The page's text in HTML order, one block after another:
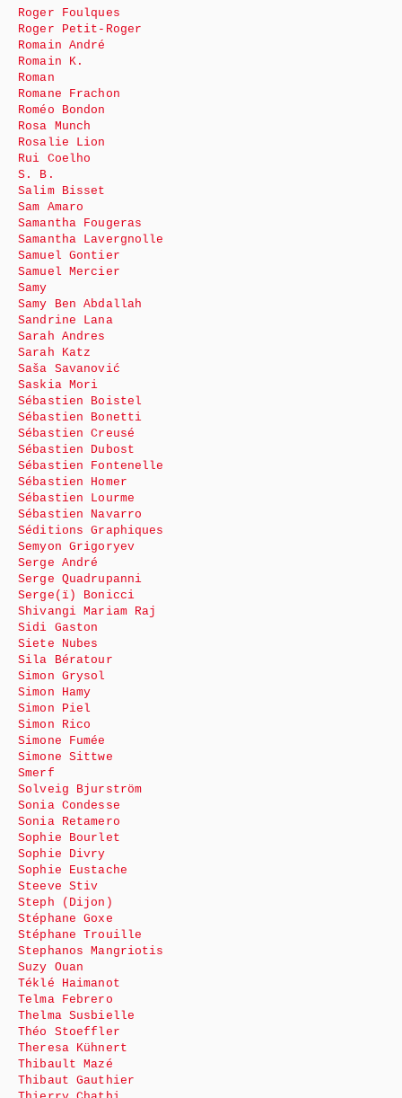
Roger Foulques
Roger Petit-Roger
Romain André
Romain K.
Roman
Romane Frachon
Roméo Bondon
Rosa Munch
Rosalie Lion
Rui Coelho
S. B.
Salim Bisset
Sam Amaro
Samantha Fougeras
Samantha Lavergnolle
Samuel Gontier
Samuel Mercier
Samy
Samy Ben Abdallah
Sandrine Lana
Sarah Andres
Sarah Katz
Saša Savanović
Saskia Mori
Sébastien Boistel
Sébastien Bonetti
Sébastien Creusé
Sébastien Dubost
Sébastien Fontenelle
Sébastien Homer
Sébastien Lourme
Sébastien Navarro
Séditions Graphiques
Semyon Grigoryev
Serge André
Serge Quadrupanni
Serge(ï) Bonicci
Shivangi Mariam Raj
Sidi Gaston
Siete Nubes
Sila Bératour
Simon Grysol
Simon Hamy
Simon Piel
Simon Rico
Simone Fumée
Simone Sittwe
Smerf
Solveig Bjurström
Sonia Condesse
Sonia Retamero
Sophie Bourlet
Sophie Divry
Sophie Eustache
Steeve Stiv
Steph (Dijon)
Stéphane Goxe
Stéphane Trouille
Stephanos Mangriotis
Suzy Ouan
Téklé Haimanot
Telma Febrero
Thelma Susbielle
Théo Stoeffler
Theresa Kühnert
Thibault Mazé
Thibaut Gauthier